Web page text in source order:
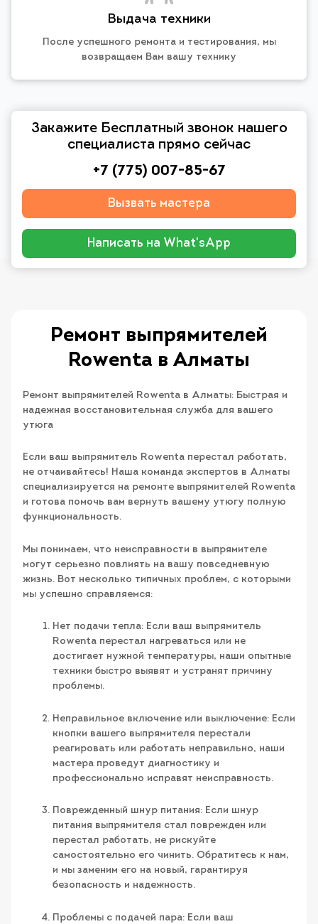
Выдача техники
После успешного ремонта и тестирования, мы
возвращаем Вам вашу технику
Закажите Бесплатный звонок нашего
специалиста прямо сейчас
+7 (775) 007-85-67
Вызвать мастера
Написать на What'sApp
Ремонт выпрямителей
Rowenta в Алматы
Ремонт выпрямителей Rowenta в Алматы: Быстрая и
надежная восстановительная служба для вашего
утюга
Если ваш выпрямитель Rowenta перестал работать,
не отчаивайтесь! Наша команда экспертов в Алматы
специализируется на ремонте выпрямителей Rowenta
и готова помочь вам вернуть вашему утюгу полную
функциональность.
Мы понимаем, что неисправности в выпрямителе
могут серьезно повлиять на вашу повседневную
жизнь. Вот несколько типичных проблем, с которыми
мы успешно справляемся:
Нет подачи тепла: Если ваш выпрямитель
Rowenta перестал нагреваться или не
достигает нужной температуры, наши опытные
техники быстро выявят и устранят причину
проблемы.
Неправильное включение или выключение: Если
кнопки вашего выпрямителя перестали
реагировать или работать неправильно, наши
мастера проведут диагностику и
профессионально исправят неисправность.
Поврежденный шнур питания: Если шнур
питания выпрямителя стал поврежден или
перестал работать, не рискуйте
самостоятельно его чинить. Обратитесь к нам,
и мы заменим его на новый, гарантируя
безопасность и надежность.
Проблемы с подачей пара: Если ваш